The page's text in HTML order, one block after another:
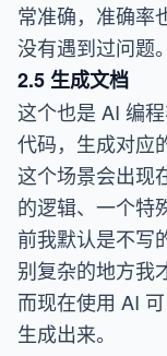
常准确，准确率
没有遇到过问题。
2.5 生成文档
这个也是 AI 编
代码，生成对应
这个场景会出现
的逻辑、一个特
前我默认是不写
别复杂的地方我
而现在使用 AI
生成出来。